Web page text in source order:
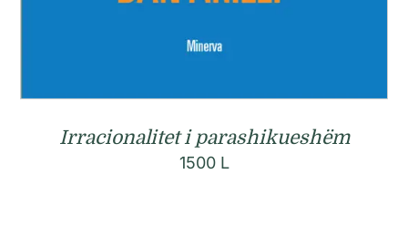
Irracionalitet i parashikueshëm
1500 L